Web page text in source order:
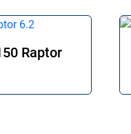
Raptor